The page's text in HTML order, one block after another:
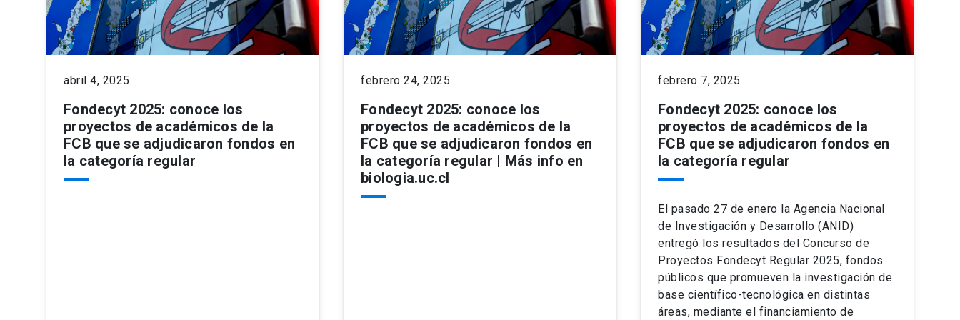
abril 4, 2025
Fondecyt 2025: conoce los
proyectos de académicos de la
FCB que se adjudicaron fondos en
la categoría regular
febrero 24, 2025
Fondecyt 2025: conoce los
proyectos de académicos de la
FCB que se adjudicaron fondos en
la categoría regular | Más info en
biologia.uc.cl
febrero 7, 2025
Fondecyt 2025: conoce los
proyectos de académicos de la
FCB que se adjudicaron fondos en
la categoría regular
El pasado 27 de enero la Agencia Nacional
de Investigación y Desarrollo (ANID)
entregó los resultados del Concurso de
Proyectos Fondecyt Regular 2025, fondos
públicos que promueven la investigación de
base científico-tecnológica en distintas
áreas, mediante el financiamiento de